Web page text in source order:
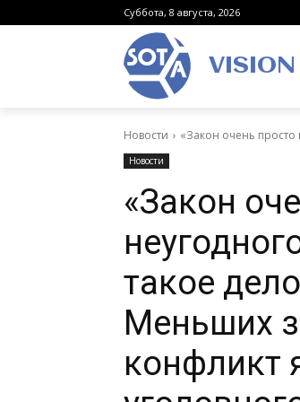
Суббота, 8 августа, 2026
VISION
Новости «Закон очень просто
Новости
«Закон
такое
Меньших
конфликт